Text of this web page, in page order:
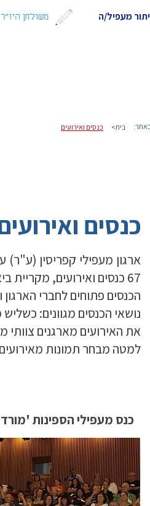
משולחן היו"ר מעפיל/ה
בית> כנסים ואירועים
כנסים
67 כנסים ואירועים, מקריית ביאליק בצפון ועד אשדוד בדרום וירושלים.
הכנסים פתוחים לחברי
נושאי הכנסים מגוונים:
את האירועים מארגנים
למטה מבחר תמונות
כנס מעפילי הספינות 'מורדי